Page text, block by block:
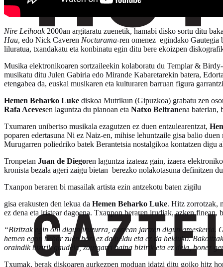
Nire Leihoak2000an argitaratu zuenetik, hamabi disko sortu ditu
Hau, edo Nick Caveren Nocturama-ren omenez egindako Gautegia
liluratua, txandakatu eta konbinatu egin ditu bere ekoizpen
Musika elektronikoaren sortzaileekin kolaboratu du Templar &
musikatu ditu Julen Gabiria edo Mirande Kabaretarekin batera,
etengabea da, euskal musikaren eta kulturaren barruan figura
Hemen Beharko Luke diskoa Mutrikun (Gipuzkoa) grabatu zen
Rafa Acevesen laguntza du pianoan eta Natxo Beltranena baterian,
Txumaren unibertso musikala ezagutzen ez duen entzulearentzat,
poparen edertasuna Ni ez Naiz-en, mihise lehuntzaile gisa balio
Murugarren poliedriko batek Berantetsia nostalgikoa kontatzen digu
Tronpetan Juan de Diegoren laguntza izateaz gain, izaera
kronista bezala ageri zaigu bietan berezko nolakotasuna definitzen
Txanpon beraren bi masailak artista ezin antzekotu baten zigilu
gisa erakusten den lekua da Hemen Beharko Luke. Hitz zorrotzak,
ez dena eta iristear dagoena. Txanpon beraren irudiak, azken finean,
“Bizitzak egin ohi digun iruzurra, aurrean jartzen digun ameskeria.
hemen egon behar zuen hori ez da heldu eta ez da helduko.
oraindik bizirik gaudela, zaurgarri baina bizirik eta ez dela, honez
Txumak, berak diskoaren aurkezpen moduan idatzi ditu goiko hitz